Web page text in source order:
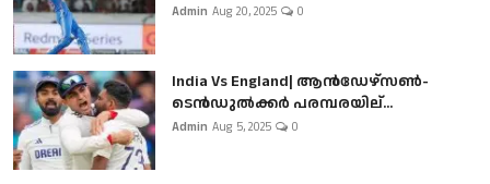
Admin Aug 20, 2025 0
India Vs England| ആൻഡേഴ്സൺ-
ടെൻഡുല്‍ക്കർ പരമ്പരയില്...
Admin Aug 5, 2025 0